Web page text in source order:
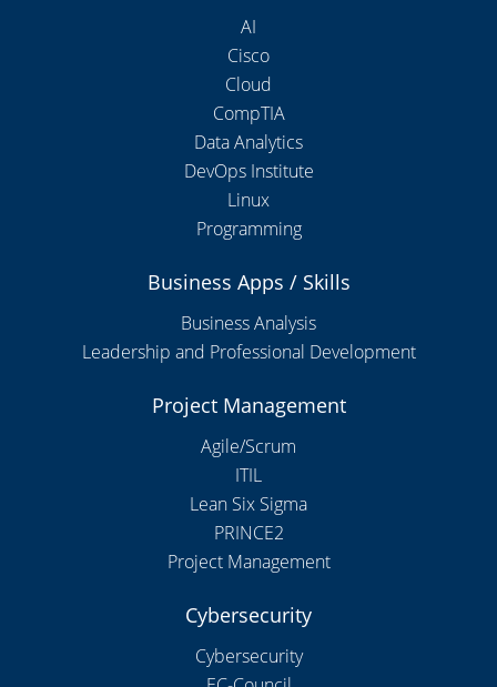
AI
Cisco
Cloud
CompTIA
Data Analytics
DevOps Institute
Linux
Programming
Business Apps / Skills
Business Analysis
Leadership and Professional Development
Project Management
Agile/Scrum
ITIL
Lean Six Sigma
PRINCE2
Project Management
Cybersecurity
Cybersecurity